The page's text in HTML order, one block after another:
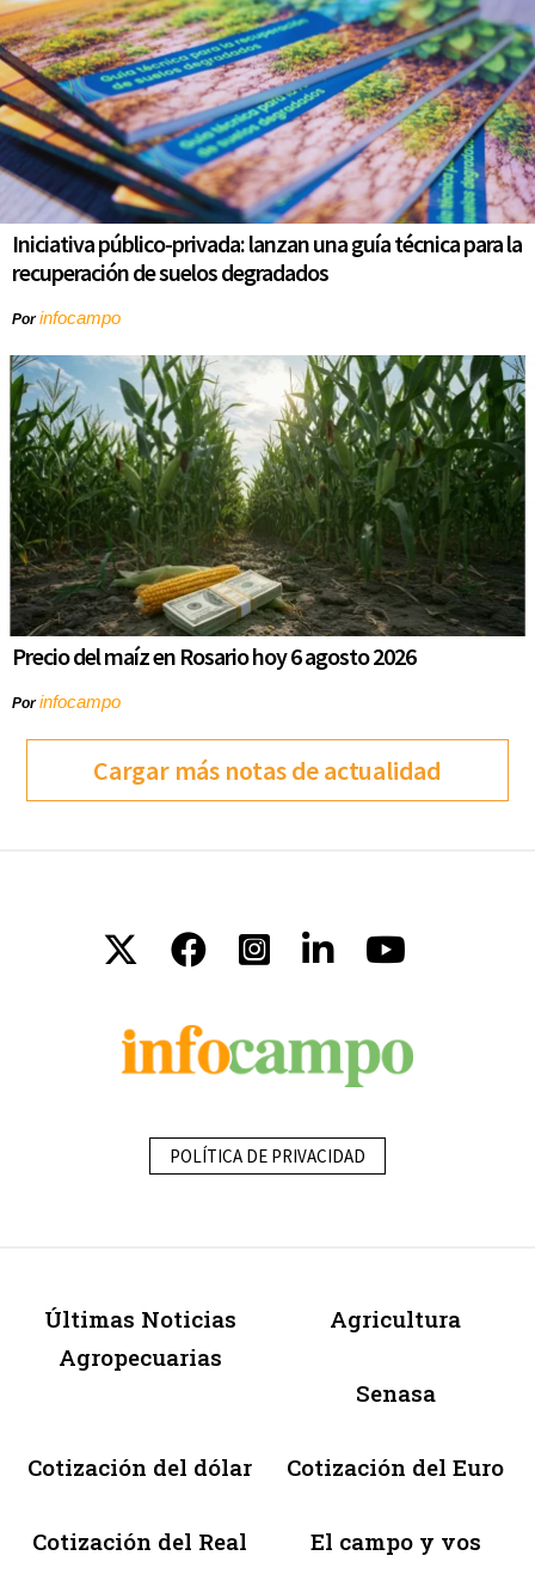
Iniciativa público-privada: lanzan una guía técnica para la
recuperación de suelos degradados
Porinfocampo
Precio del maíz en Rosario hoy 6 agosto 2026
Porinfocampo
Cargar más notas de actualidad
POLÍTICA DE PRIVACIDAD
Últimas Noticias
Agropecuarias
Agricultura
Senasa
Cotización del dólar Cotización del Euro
Cotización del Real El campo y vos